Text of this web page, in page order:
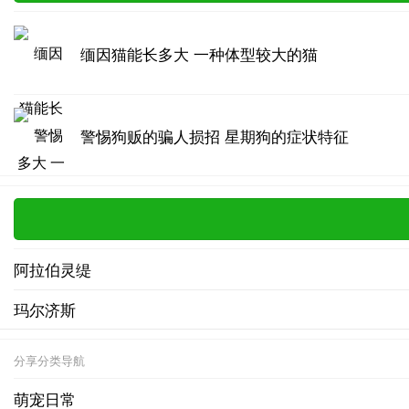
缅因猫能长多大 一种体型较大的猫
警惕狗贩的骗人损招 星期狗的症状特征
阿拉伯灵缇
玛尔济斯
分享分类导航
萌宠日常